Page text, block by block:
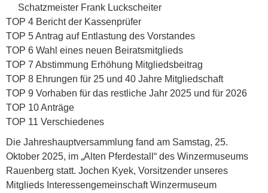
Schatzmeister Frank Luckscheiter
TOP 4 Bericht der Kassenprüfer
TOP 5 Antrag auf Entlastung des Vorstandes
TOP 6 Wahl eines neuen Beiratsmitglieds
TOP 7 Abstimmung Erhöhung Mitgliedsbeitrag
TOP 8 Ehrungen für 25 und 40 Jahre Mitgliedschaft
TOP 9 Vorhaben für das restliche Jahr 2025 und für 2026
TOP 10 Anträge
TOP 11 Verschiedenes
Die Jahreshauptversammlung fand am Samstag, 25.
Oktober 2025, im „Alten Pferdestall“ des Winzermuseums
Rauenberg statt. Jochen Kyek, Vorsitzender unseres
Mitglieds Interessengemeinschaft Winzermuseum